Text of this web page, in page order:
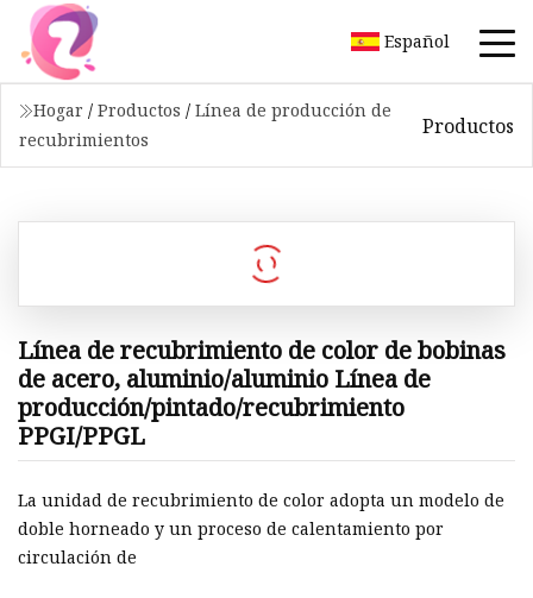
Español
Hogar / Productos / Línea de producción de
recubrimientos
Productos
Línea de recubrimiento de color de bobinas
de acero, aluminio/aluminio Línea de
producción/pintado/recubrimiento
PPGI/PPGL
La unidad de recubrimiento de color adopta un modelo de
doble horneado y un proceso de calentamiento por
circulación de